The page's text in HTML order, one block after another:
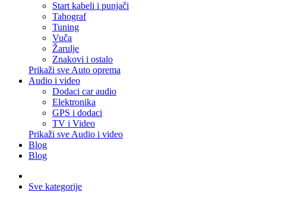
Start kabeli i punjači
Tahograf
Tuning
Vuča
Žarulje
Znakovi i ostalo
Prikaži sve Auto oprema
Audio i video
Dodaci car audio
Elektronika
GPS i dodaci
TV i Video
Prikaži sve Audio i video
Blog
Blog
Sve kategorije